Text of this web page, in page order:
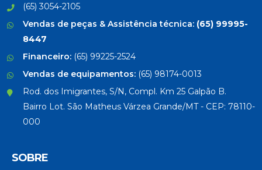
(65) 3054-2105
Vendas de peças & Assistência técnica: (65) 99995-
8447
Financeiro: (65) 99225-2524
Vendas de equipamentos: (65) 98174-0013
Rod. dos Imigrantes, S/N, Compl. Km 25 Galpão B.
Bairro Lot. São Matheus Várzea Grande/MT - CEP: 78110-
000
SOBRE